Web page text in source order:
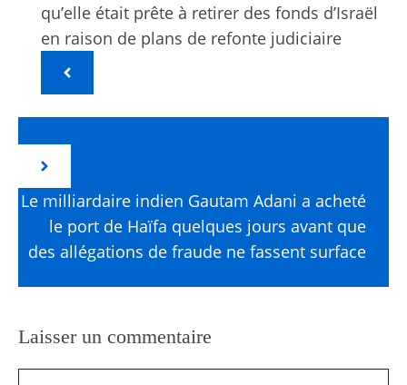
qu’elle était prête à retirer des fonds d’Israël
en raison de plans de refonte judiciaire
Le milliardaire indien Gautam Adani a acheté
le port de Haïfa quelques jours avant que
des allégations de fraude ne fassent surface
Laisser un commentaire